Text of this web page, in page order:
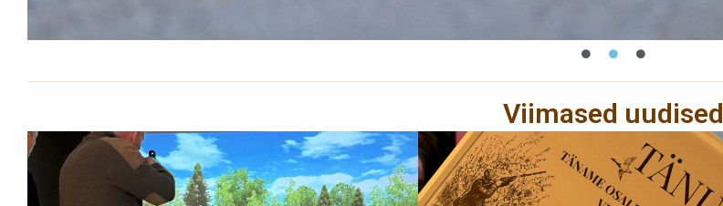
Viimased uudised